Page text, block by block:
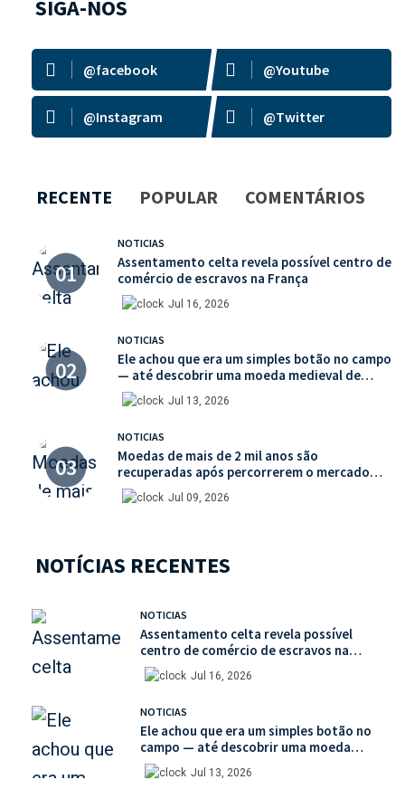
SIGA-NOS
@facebook @Youtube
@Instagram @Twitter
RECENTE POPULAR COMENTÁRIOS
NOTICIAS
Assentamento celta revela possível centro de
comércio de escravos na França
Jul 16, 2026
NOTICIAS
Ele achou que era um simples botão no campo
— até descobrir uma moeda medieval de
valor histórico incalculável
Jul 13, 2026
NOTICIAS
Moedas de mais de 2 mil anos são
recuperadas após percorrerem o mercado
ilegal de antiguidades
Jul 09, 2026
NOTÍCIAS RECENTES
NOTICIAS
Assentamento celta revela possível
centro de comércio de escravos na
França
Jul 16, 2026
NOTICIAS
Ele achou que era um simples botão no
campo — até descobrir uma moeda
medieval de valor histórico incalculável
Jul 13, 2026